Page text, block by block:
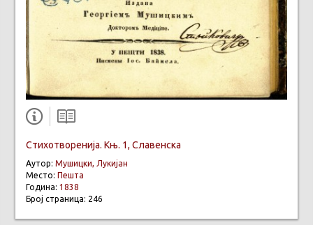
Стихотворенија. Књ. 1, Славенска
Аутор: Мушицки, Лукијан
Место: Пешта
Година: 1838
Број страница: 246